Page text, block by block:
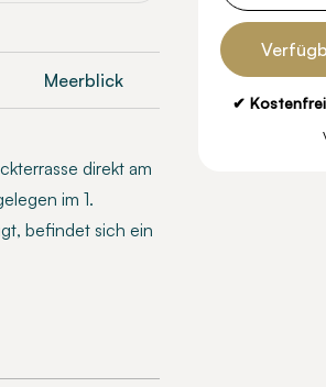
Meerblick
direkt am
im 1.
befindet sich ein